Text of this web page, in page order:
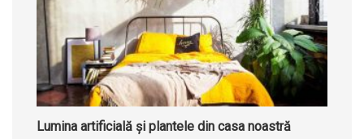
Lumina artificială și plantele din casa noastră